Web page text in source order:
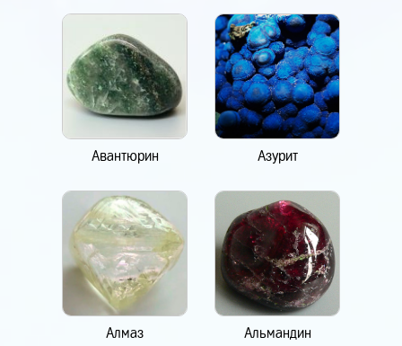
Авантюрин Азурит
Алмаз Альмандин